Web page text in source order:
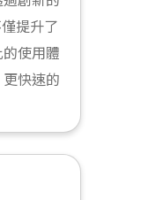
提升了
使用體
快速的